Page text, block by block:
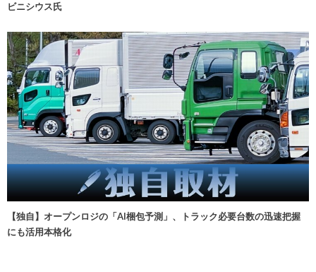
ビニシウス氏
【独自】オープンロジの「AI梱包予測」、トラック必要台数の迅速把握
にも活用本格化